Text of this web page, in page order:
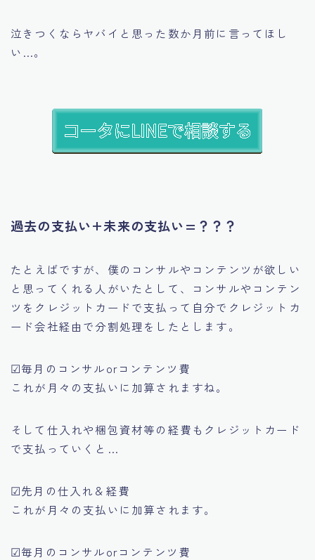
泣きつくならヤバイと思った数か月前に言ってほし
い…。
過去の支払い+未来の支払い=？？？
たとえばですが、僕のコンサルやコンテンツが欲しい
と思ってくれる人がいたとして、コンサルやコンテン
ツをクレジットカードで支払って自分でクレジットカ
ード会社経由で分割処理をしたとします。
☑毎月のコンサルorコンテンツ費
これが月々の支払いに加算されますね。
そして仕入れや梱包資材等の経費もクレジットカード
で支払っていくと…
☑先月の仕入れ＆経費
これが月々の支払いに加算されます。
☑毎月のコンサルorコンテンツ費